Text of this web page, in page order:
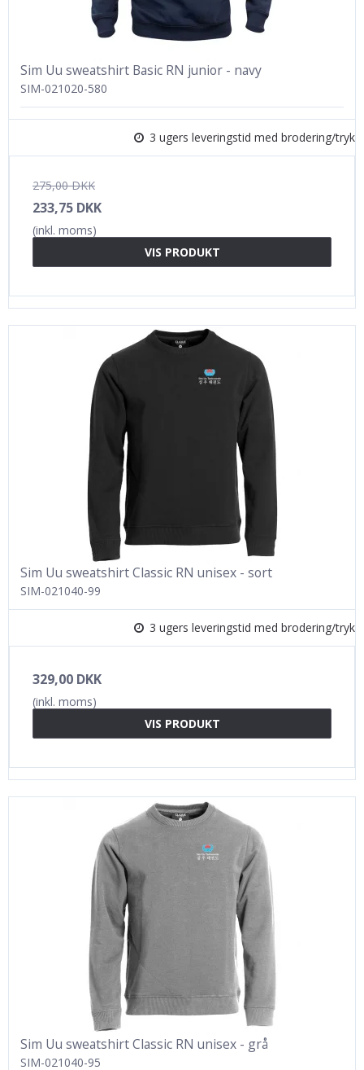
Sim Uu sweatshirt Basic RN junior - navy
SIM-021020-580
3 ugers leveringstid med brodering/tryk
275,00 DKK
233,75 DKK
(inkl. moms)
VIS PRODUKT
Sim Uu sweatshirt Classic RN unisex - sort
SIM-021040-99
3 ugers leveringstid med brodering/tryk
329,00 DKK
(inkl. moms)
VIS PRODUKT
Sim Uu sweatshirt Classic RN unisex - grå
SIM-021040-95